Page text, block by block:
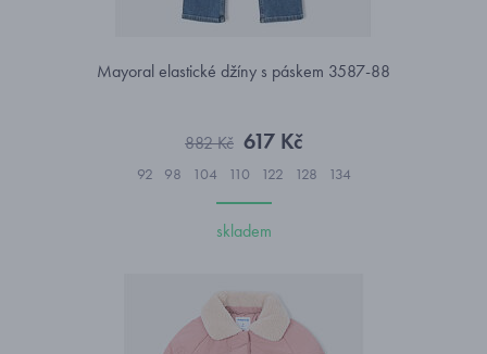
Mayoral elastické džíny s páskem 3587-88
882 Kč 617 Kč
92 98 104 110 122 128 134
skladem